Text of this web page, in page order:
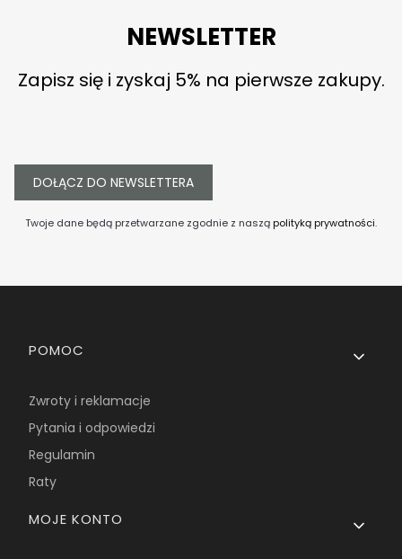
NEWSLETTER
Zapisz się i zyskaj 5% na pierwsze zakupy.
DOŁĄCZ DO NEWSLETTERA
Twoje dane będą przetwarzane zgodnie z naszą polityką prywatności.
Linki w stopce
POMOC
Zwroty i reklamacje
Pytania i odpowiedzi
Regulamin
Raty
MOJE KONTO